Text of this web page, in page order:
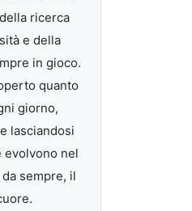
ricerca
e della
in gioco.
quanto
giorno,
lasciandosi
evolvono nel
sempre, il